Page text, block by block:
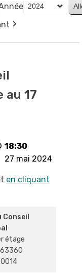
au 17
18:30
27 mai 2024
en cliquant
Conseil
étage
63360